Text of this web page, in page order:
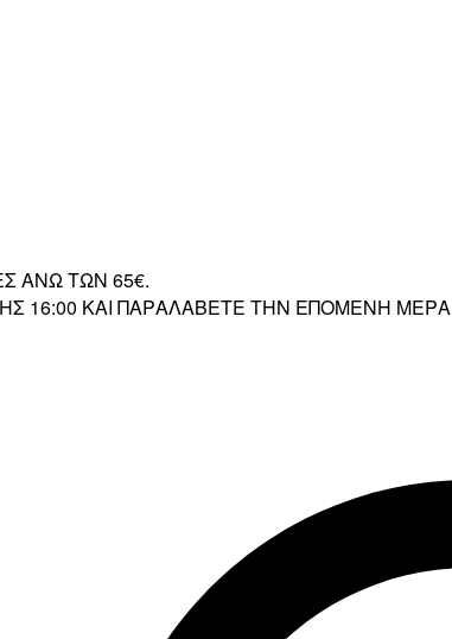
ΑΝΩ ΤΩΝ 65€.
16:00 ΚΑΙ ΠΑΡΑΛΑΒΕΤΕ ΤΗΝ ΕΠΟΜΕΝΗ ΜΕΡΑ